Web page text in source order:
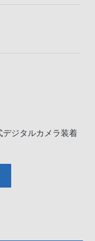
ジタルカメラ装着